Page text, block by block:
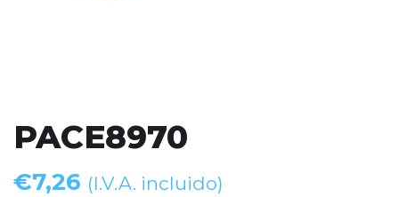
PACE8970
€7,26 (I.V.A. incluido)